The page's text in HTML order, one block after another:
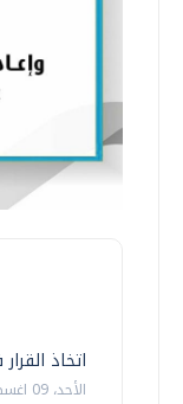
اتخاذ
الأحد، 09 اغسطس 2026 10:44 ص